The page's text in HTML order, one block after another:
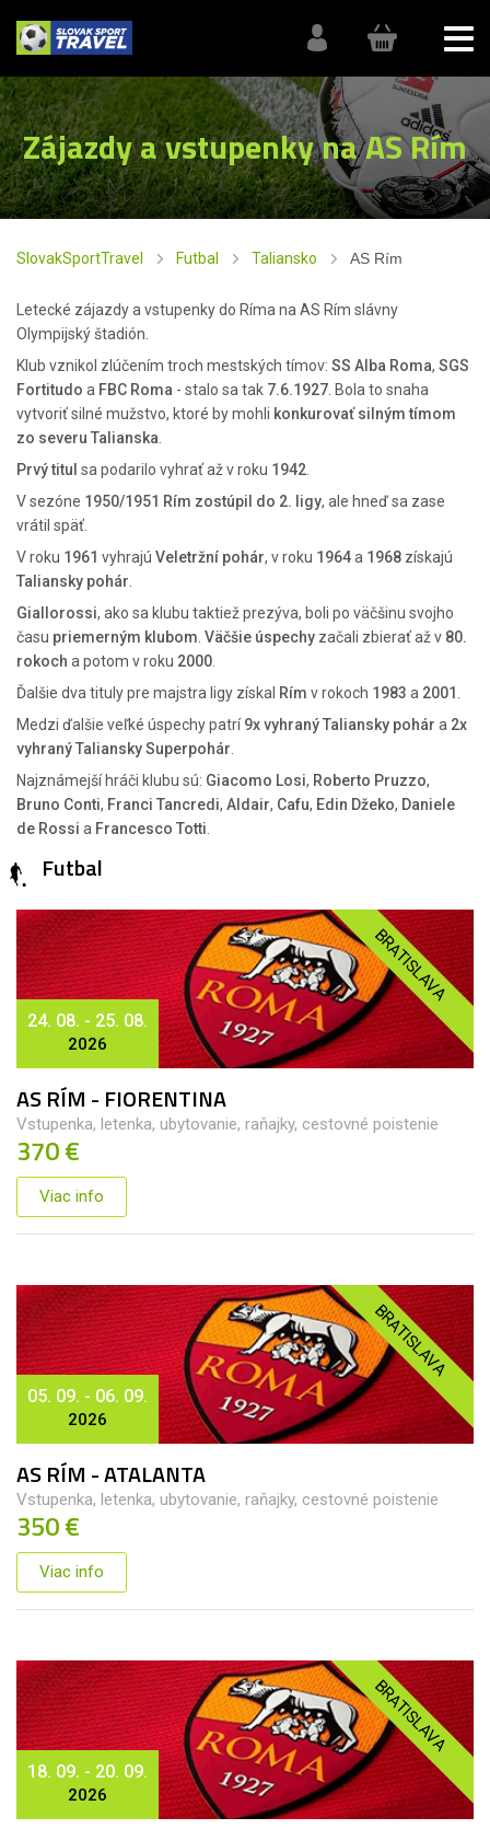
Zájazdy a vstupenky na AS Rím
SlovakSportTravel Futbal Taliansko AS Rím
Letecké zájazdy a vstupenky do Ríma na AS Rím slávny
Olympijský štadión.
Klub vznikol zlúčením troch mestských tímov: SS Alba Roma, SGS
Fortitudo a FBC Roma - stalo sa tak 7.6.1927 . Bola to snaha
vytvoriť silné mužstvo, ktoré by mohli konkurovať silným tímom
zo severu Talianska
Prvý titul sa podarilo vyhrať až v roku 1942
V sezóne 1950/1951 Rím zostúpil do 2. ligy, ale hneď sa zase
vrátil späť.
V roku 1961 vyhrajú Veletržní pohár, v roku 1964a 1968 získajú
Taliansky pohár
Giallorossi, ako sa klubu taktiež prezýva, boli po väčšinu svojho
času priemerným klubom Väčšie úspechy začali zbierať až v 80.
rokoch a potom v roku 2000
Ďalšie dva tituly pre majstra ligy získal Rím v rokoch 1983 a 2001
Medzi ďalšie veľké úspechy patrí9x vyhraný Taliansky pohár a 2x
vyhraný Taliansky Superpohár
Najznámejší hráči klubu sú: Giacomo Losi, Roberto Pruzzo,
Bruno Conti, Franci Tancredi, Aldair, Cafu, Edin Džeko, Daniele
de Rossi a Francesco Totti
Futbal
BRATISLAVA
24. 08. - 25. 08.
2026
AS RÍM - FIORENTINA
Vstupenka, letenka, ubytovanie, raňajky, cestovné poistenie
370 €
Viac info
BRATISLAVA
05. 09. - 06. 09.
2026
AS RÍM - ATALANTA
Vstupenka, letenka, ubytovanie, raňajky, cestovné poistenie
350 €
Viac info
BRATISLAVA
18. 09. - 20. 09.
2026